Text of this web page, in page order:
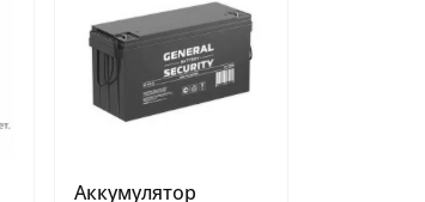
Аккумулятор